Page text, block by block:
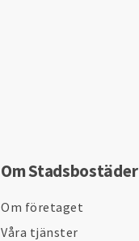
Om Stadsbostäder
Om företaget
Våra tjänster